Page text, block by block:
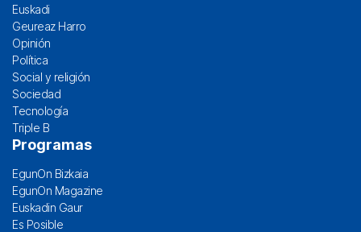
Euskadi
Geureaz Harro
Opinión
Política
Social y religión
Sociedad
Tecnología
Triple B
Programas
EgunOn Bizkaia
EgunOn Magazine
Euskadin Gaur
Es Posible